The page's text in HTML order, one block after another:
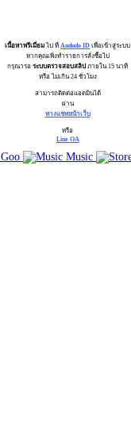
เนื้อหาพรีเมี่ยม ไป ที่ Andudo ID เพื่อเข้าสู่ระบบ
หากคุณเพิ่งทำรายการสั่งซื้อไป
กรุณารอ ระบบตรวจสอบสลิป ภายใน 15 นาที
หรือ ไม่เกิน 24 ชั่วโมง
สามารถติดต่อแอดมินได้
ผ่าน
ทางแชทหน้าเว็บ
หรือ
Line OA
Goo Music